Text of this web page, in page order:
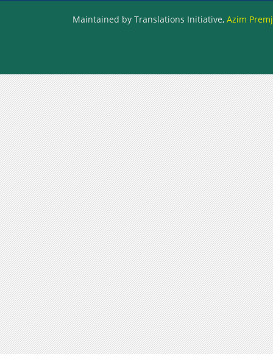
Maintained by Translations Initiative, Azim